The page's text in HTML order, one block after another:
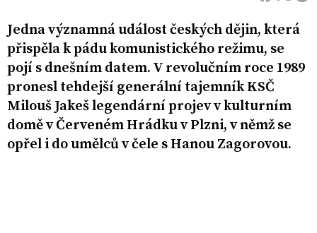
Jedna významná událost českých dějin, která
přispěla k pádu komunistického režimu, se
pojí s dnešním datem. V revolučním roce 1989
pronesl tehdejší generální tajemník KSČ
Milouš Jakeš legendární projev v kulturním
domě v Červeném Hrádku v Plzni, v němž se
opřel i do umělců v čele s Hanou Zagorovou.